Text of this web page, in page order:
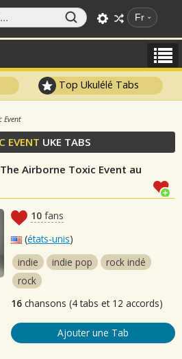
Fr
Top Ukulélé Tabs
Event
EVENT UKE TABS
Airborne Toxic Event au
10 fans
(états-unis)
indie
indie pop
rock indé
rock
16 chansons (4 tabs et 12 accords)
Ajouter une Tab